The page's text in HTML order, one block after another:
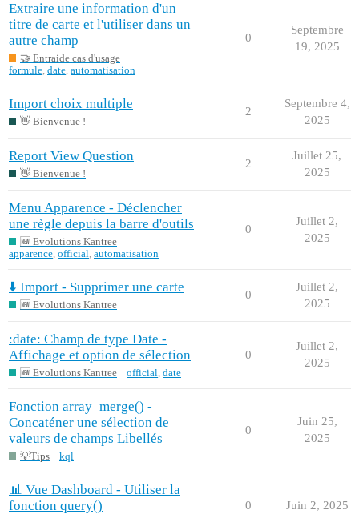
Extraire une information d'un
titre de carte et l'utiliser dans un
autre champ
🤝 Entraide cas d'usage
formule date automatisation
0
Septembre
19, 2025
Import choix multiple
👋 Bienvenue !
2
Septembre 4,
2025
Report View Question
👋 Bienvenue !
2
Juillet 25,
2025
Menu Apparence - Déclencher
une règle depuis la barre d'outils
🆕 Evolutions Kantree
apparence official automatisation
0
Juillet 2,
2025
⬇️ Import - Supprimer une carte
🆕 Evolutions Kantree
0
Juillet 2,
2025
:date: Champ de type Date -
Affichage et option de sélection
🆕 Evolutions Kantree official date
0
Juillet 2,
2025
Fonction array_merge() -
Concaténer une sélection de
valeurs de champs Libellés
💡Tips kql
0
Juin 25,
2025
📊 Vue Dashboard - Utiliser la
fonction query()
0 Juin 2, 2025